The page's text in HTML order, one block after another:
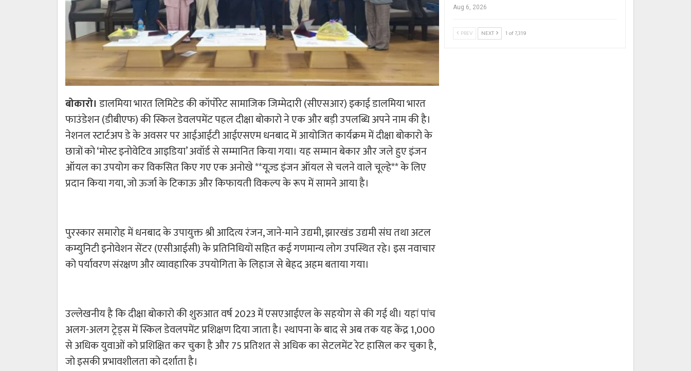
बोकारो। डालमिया भारत लिमिटेड की कॉर्पोरेट सामाजिक जिम्मेदारी (सीएसआर) इकाई डालमिया भारत
फाउंडेशन (डीबीएफ) की स्किल डेवलपमेंट पहल दीक्षा बोकारो ने एक और बड़ी उपलब्धि अपने नाम की है।
नेशनल स्टार्टअप डे के अवसर पर आईआईटी आईएसएम धनबाद में आयोजित कार्यक्रम में दीक्षा बोकारो के
छात्रों को ‘मोस्ट इनोवेटिव आइडिया’ अवॉर्ड से सम्मानित किया गया। यह सम्मान बेकार और जले हुए इंजन
ऑयल का उपयोग कर विकसित किए गए एक अनोखे **यूज़्ड इंजन ऑयल से चलने वाले चूल्हे** के लिए
प्रदान किया गया, जो ऊर्जा के टिकाऊ और किफायती विकल्प के रूप में सामने आया है।
पुरस्कार समारोह में धनबाद के उपायुक्त श्री आदित्य रंजन, जाने-माने उद्यमी, झारखंड उद्यमी संघ तथा अटल
कम्युनिटी इनोवेशन सेंटर (एसीआईसी) के प्रतिनिधियों सहित कई गणमान्य लोग उपस्थित रहे। इस नवाचार
को पर्यावरण संरक्षण और व्यावहारिक उपयोगिता के लिहाज से बेहद अहम बताया गया।
उल्लेखनीय है कि दीक्षा बोकारो की शुरुआत वर्ष 2023 में एसएआईएल के सहयोग से की गई थी। यहां पांच
अलग-अलग ट्रेड्स में स्किल डेवलपमेंट प्रशिक्षण दिया जाता है। स्थापना के बाद से अब तक यह केंद्र 1,000
से अधिक युवाओं को प्रशिक्षित कर चुका है और 75 प्रतिशत से अधिक का सेटलमेंट रेट हासिल कर चुका है,
जो इसकी प्रभावशीलता को दर्शाता है।
Aug 6, 2026
PREV NEXT 1 of 7,319